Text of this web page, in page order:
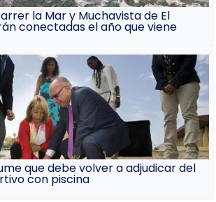
la Mar y Muchavista de El
conectadas el año que viene
que debe volver a adjudicar del
con piscina